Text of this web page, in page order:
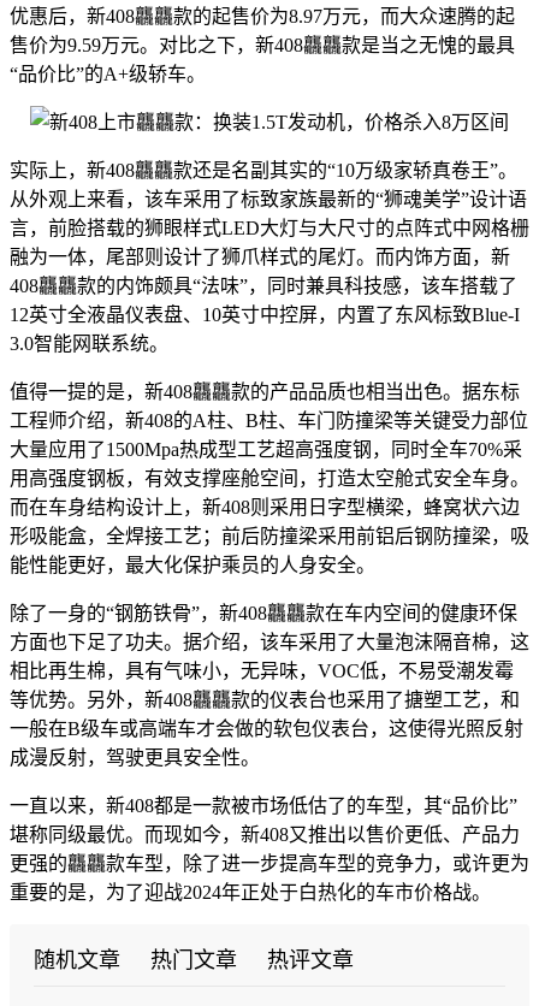
优惠后，新408龘龘款的起售价为8.97万元，而大众速腾的起
售价为9.59万元。对比之下，新408龘龘款是当之无愧的最具
“品价比”的A+级轿车。
实际上，新408龘龘款还是名副其实的“10万级家轿真卷王”。
从外观上来看，该车采用了标致家族最新的“狮魂美学”设计语
言，前脸搭载的狮眼样式LED大灯与大尺寸的点阵式中网格栅
融为一体，尾部则设计了狮爪样式的尾灯。而内饰方面，新
408龘龘款的内饰颇具“法味”，同时兼具科技感，该车搭载了
12英寸全液晶仪表盘、10英寸中控屏，内置了东风标致Blue-I
3.0智能网联系统。
值得一提的是，新408龘龘款的产品品质也相当出色。据东标
工程师介绍，新408的A柱、B柱、车门防撞梁等关键受力部位
大量应用了1500Mpa热成型工艺超高强度钢，同时全车70%采
用高强度钢板，有效支撑座舱空间，打造太空舱式安全车身。
而在车身结构设计上，新408则采用日字型横梁，蜂窝状六边
形吸能盒，全焊接工艺；前后防撞梁采用前铝后钢防撞梁，吸
能性能更好，最大化保护乘员的人身安全。
除了一身的“钢筋铁骨”，新408龘龘款在车内空间的健康环保
方面也下足了功夫。据介绍，该车采用了大量泡沫隔音棉，这
相比再生棉，具有气味小，无异味，VOC低，不易受潮发霉
等优势。另外，新408龘龘款的仪表台也采用了搪塑工艺，和
一般在B级车或高端车才会做的软包仪表台，这使得光照反射
成漫反射，驾驶更具安全性。
一直以来，新408都是一款被市场低估了的车型，其“品价比”
堪称同级最优。而现如今，新408又推出以售价更低、产品力
更强的龘龘款车型，除了进一步提高车型的竞争力，或许更为
重要的是，为了迎战2024年正处于白热化的车市价格战。
随机文章 热门文章 热评文章